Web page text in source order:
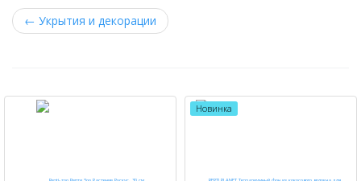
← Укрытия и декорации
Новинка